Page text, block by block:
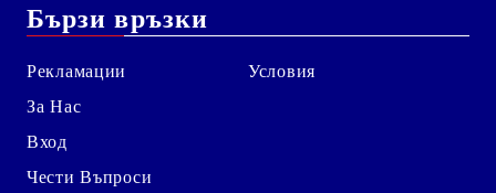
Бързи връзки
Рекламации
За Нас
Вход
Чести Въпроси
Условия